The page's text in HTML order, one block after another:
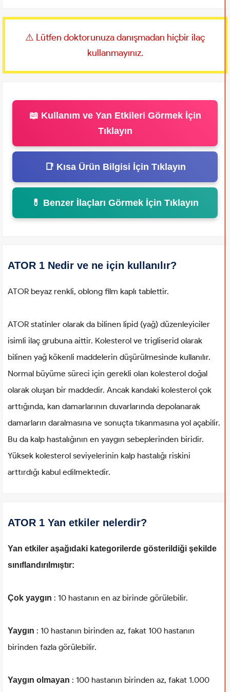
⚠️ Lütfen doktorunuza danışmadan hiçbir ilaç
kullanmayınız.
📖 Kullanım ve Yan Etkileri Görmek İçin
Tıklayın
📑 Kısa Ürün Bilgisi İçin Tıklayın
💊 Benzer İlaçları Görmek İçin Tıklayın
ATOR 1 Nedir ve ne için kullanılır?
ATOR beyaz renkli, oblong film kaplı tablettir.
ATOR statinler olarak da bilinen lipid (yağ) düzenleyiciler
isimli ilaç grubuna aittir. Kolesterol ve trigliserid olarak
bilinen yağ kökenli maddelerin düşürülmesinde kullanılır.
Normal büyüme süreci için gerekli olan kolesterol doğal
olarak oluşan bir maddedir. Ancak kandaki kolesterol çok
arttığında, kan damarlarının duvarlarında depolanarak
damarların daralmasına ve sonuçta tıkanmasına yol açabilir.
Bu da kalp hastalığının en yaygın sebeplerinden biridir.
Yüksek kolesterol seviyelerinin kalp hastalığı riskini
arttırdığı kabul edilmektedir.
ATOR 1 Yan etkiler nelerdir?
Yan etkiler aşağıdaki kategorilerde gösterildiği şekilde
sınıflandırılmıştır:
Çok yaygın : 10 hastanın en az birinde görülebilir.
Yaygın : 10 hastanın birinden az, fakat 100 hastanın
birinden fazla görülebilir.
Yaygın olmayan : 100 hastanın birinden az, fakat 1.000